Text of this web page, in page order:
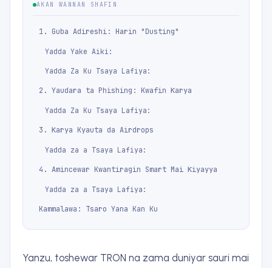
Yanzu, toshewar TRON na zama duniyar sauri mai
AKAN WANNAN SHAFIN
1. Guba Adireshi: Harin "Dusting"
Yadda Yake Aiki:
Yadda Za Ku Tsaya Lafiya:
2. Yaudara ta Phishing: Kwafin Ƙarya
Yadda Za Ku Tsaya Lafiya:
3. Ƙarya Kyauta da Airdrops
Yadda za a Tsaya Lafiya:
4. Amincewar Kwantiragin Smart Mai Ƙiyayya
Yadda za a Tsaya Lafiya:
Kammalawa: Tsaro Yana Kan Ku